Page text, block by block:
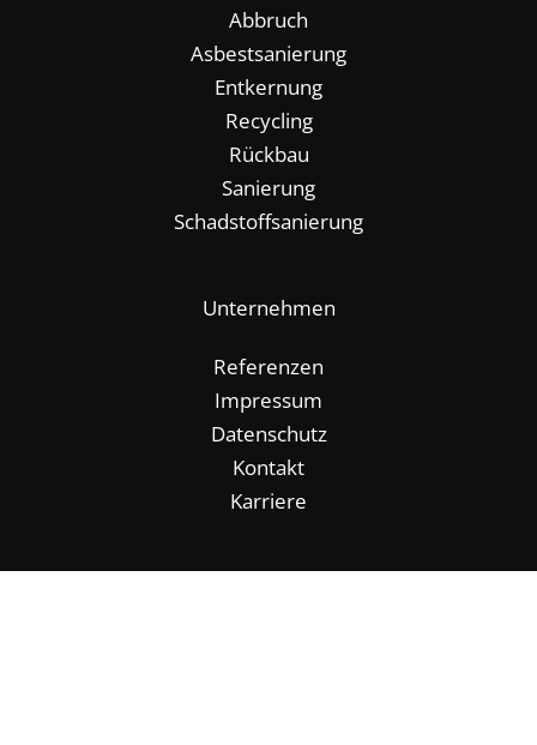
Abbruch
Asbestsanierung
Entkernung
Recycling
Rückbau
Sanierung
Schadstoffsanierung
Unternehmen
Referenzen
Impressum
Datenschutz
Kontakt
Karriere